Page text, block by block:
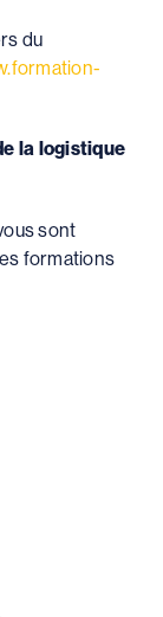
du
la logistique
sont
formations